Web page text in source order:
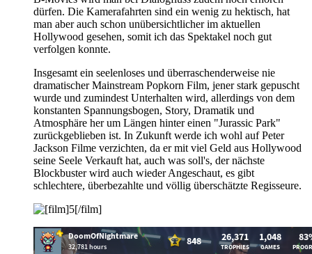
dürfen. Die Kamerafahrten sind ein wenig zu hektisch, hat
man aber auch schon unübersichtlicher im aktuellen
Hollywood gesehen, somit ich das Spektakel noch gut
verfolgen konnte.
Insgesamt ein seelenloses und überraschenderweise nie
dramatischer Mainstream Popkorn Film, jener stark gepuscht
wurde und zumindest Unterhalten wird, allerdings von dem
konstanten Spannungsbogen, Story, Dramatik und
Atmosphäre her um Längen hinter einen "Jurassic Park"
zurückgeblieben ist. In Zukunft werde ich wohl auf Peter
Jackson Filme verzichten, da er mit viel Geld aus Hollywood
seine Seele Verkauft hat, auch was soll's, der nächste
Blockbuster wird auch wieder Angeschaut, es gibt
schlechtere, überbezahlte und völlig überschätzte Regisseure.